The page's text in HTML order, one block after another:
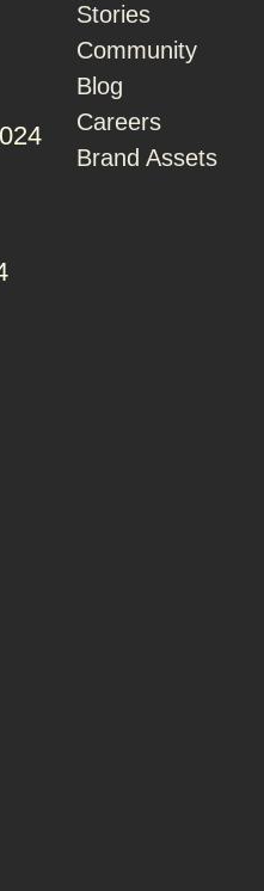
Stories
Community
Blog
Careers
Brand Assets